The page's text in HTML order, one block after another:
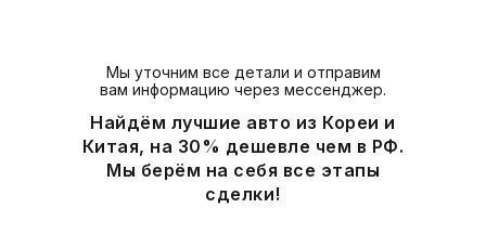
Мы уточним все детали и отправим
вам информацию через мессенджер.
Найдём лучшие авто из Кореи и
Китая, на 30% дешевле чем в РФ.
Мы берём на себя все этапы
сделки!